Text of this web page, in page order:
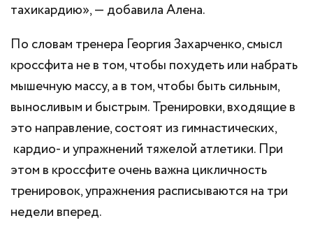
тахикардию», — добавила Алена.
По словам тренера Георгия Захарченко, смысл
кроссфита не в том, чтобы похудеть или набрать
мышечную массу, а в том, чтобы быть сильным,
выносливым и быстрым. Тренировки, входящие в
это направление, состоят из гимнастических,
кардио- и упражнений тяжелой атлетики. При
этом в кроссфите очень важна цикличность
тренировок, упражнения расписываются на три
недели вперед.